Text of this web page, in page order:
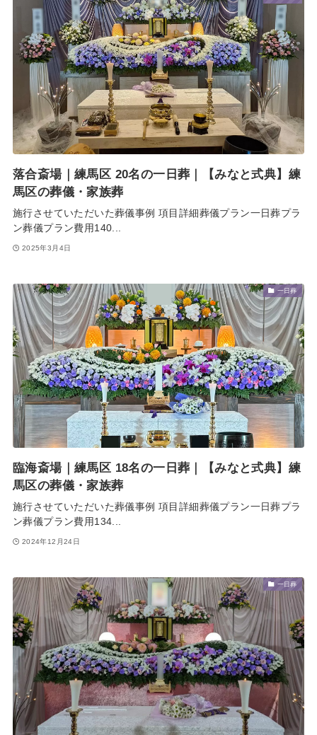
落合斎場｜練馬区 20名の一日葬｜【みなと式典】練
馬区の葬儀・家族葬
施行させていただいた葬儀事例 項目詳細葬儀プラン一日葬プラ
ン葬儀プラン費用140...
2025年3月4日
一日葬
臨海斎場｜練馬区 18名の一日葬｜【みなと式典】練
馬区の葬儀・家族葬
施行させていただいた葬儀事例 項目詳細葬儀プラン一日葬プラ
ン葬儀プラン費用134...
2024年12月24日
一日葬